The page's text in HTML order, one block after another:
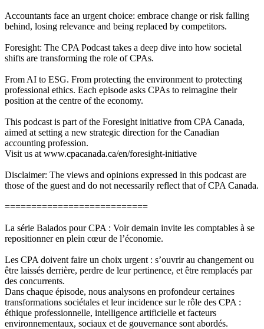
Accountants face an urgent choice: embrace change or risk falling
behind, losing relevance and being replaced by competitors.
Foresight: The CPA Podcast takes a deep dive into how societal
shifts are transforming the role of CPAs.
From AI to ESG. From protecting the environment to protecting
professional ethics. Each episode asks CPAs to reimagine their
position at the centre of the economy.
This podcast is part of the Foresight initiative from CPA Canada,
aimed at setting a new strategic direction for the Canadian
accounting profession.
Visit us at www.cpacanada.ca/en/foresight-initiative
Disclaimer: The views and opinions expressed in this podcast are
those of the guest and do not necessarily reflect that of CPA Canada.
===========================
La série Balados pour CPA : Voir demain invite les comptables à se
repositionner en plein cœur de l’économie.
Les CPA doivent faire un choix urgent : s’ouvrir au changement ou
être laissés derrière, perdre de leur pertinence, et être remplacés par
des concurrents.
Dans chaque épisode, nous analysons en profondeur certaines
transformations sociétales et leur incidence sur le rôle des CPA :
éthique professionnelle, intelligence artificielle et facteurs
environnementaux, sociaux et de gouvernance sont abordés.